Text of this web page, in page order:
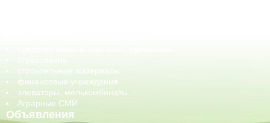
строительные материалы
финансовые учреждения
элеваторы, мелькомбинаты
Аграрные СМИ
Объявления